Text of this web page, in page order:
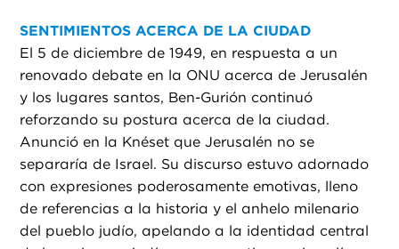
SENTIMIENTOS ACERCA DE LA CIUDAD
El 5 de diciembre de 1949, en respuesta a un
renovado debate en la ONU acerca de Jerusalén
y los lugares santos, Ben-Gurión continuó
reforzando su postura acerca de la ciudad.
Anunció en la Knéset que Jerusalén no se
separaría de Israel. Su discurso estuvo adornado
con expresiones poderosamente emotivas, lleno
de referencias a la historia y el anhelo milenario
del pueblo judío, apelando a la identidad central